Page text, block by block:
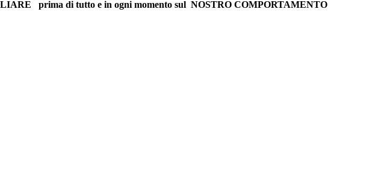
prima di tutto e in ogni momento sul NOSTRO COMPORTAMENTO